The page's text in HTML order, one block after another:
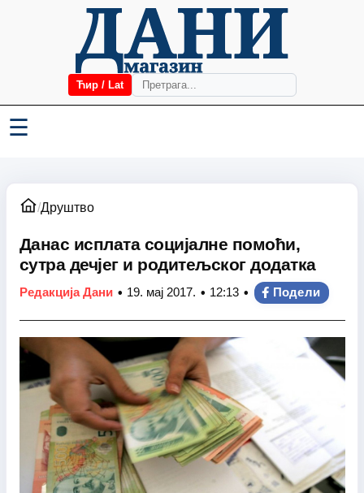
Ћир / Lat
☰
/Друштво
Данас исплата социјалне помоћи,
сутра дечјег и родитељског додатка
Редакција Дани • 19. мај 2017. • 12:13 • Подели